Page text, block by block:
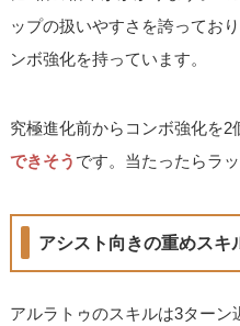
ップの扱いやすさを誇ってお
ンボ強化を持っています。
究極進化前からコンボ強化を2
できそう です。当たったらラ
アシスト向きの重めスキ
アルラトゥのスキルは3ター